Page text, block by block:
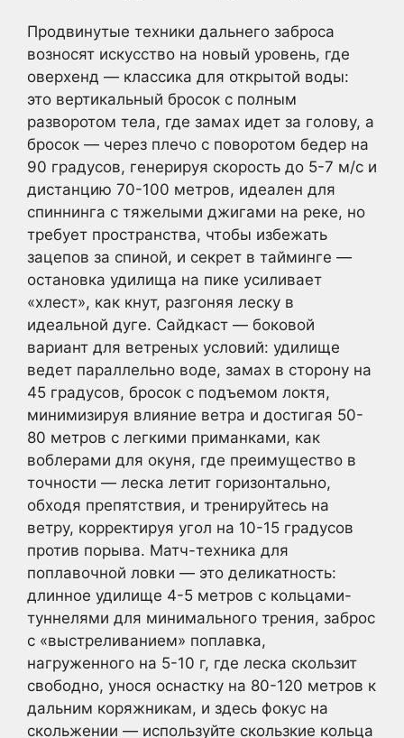
Продвинутые техники дальнего заброса
возносят искусство на новый уровень, где
оверхенд — классика для открытой воды:
это вертикальный бросок с полным
разворотом тела, где замах идет за голову, а
бросок — через плечо с поворотом бедер на
90 градусов, генерируя скорость до 5-7 м/с и
дистанцию 70-100 метров, идеален для
спиннинга с тяжелыми джигами на реке, но
требует пространства, чтобы избежать
зацепов за спиной, и секрет в тайминге —
остановка удилища на пике усиливает
«хлест», как кнут, разгоняя леску в
идеальной дуге. Сайдкаст — боковой
вариант для ветреных условий: удилище
ведет параллельно воде, замах в сторону на
45 градусов, бросок с подъемом локтя,
минимизируя влияние ветра и достигая 50-
80 метров с легкими приманками, как
воблерами для окуня, где преимущество в
точности — леска летит горизонтально,
обходя препятствия, и тренируйтесь на
ветру, корректируя угол на 10-15 градусов
против порыва. Матч-техника для
поплавочной ловки — это деликатность:
длинное удилище 4-5 метров с кольцами-
туннелями для минимального трения, заброс
с «выстреливанием» поплавка,
нагруженного на 5-10 г, где леска скользит
свободно, унося оснастку на 80-120 метров к
дальним коряжникам, и здесь фокус на
скольжении — используйте скользкие кольца